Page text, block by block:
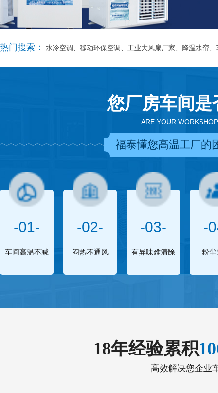
热门搜索： 水冷空调、移动环保空调、工业大风扇厂家、降温水帘
您厂房车间
ARE YOUR
福泰懂您高温工厂的
-01-
车间高温不减
-02-
闷热不通风
-03-
有异味难清除
-
粉尘
18年经验累积
高效解决您企业